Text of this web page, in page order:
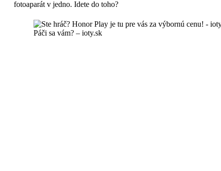
fotoaparát v jedno. Idete do toho?
Páči sa vám? – ioty.sk